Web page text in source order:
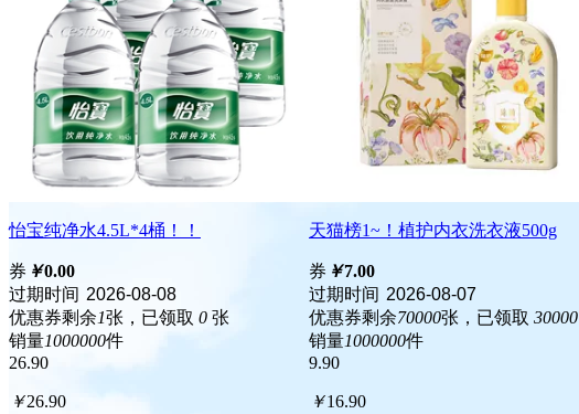
怡宝纯净水4.5L*4桶！！
券 ￥0.00
过期时间 2026-08-08
优惠券剩余1张，已领取 0 张
销量1000000件
26.90
￥26.90
天猫榜1~！植护内衣洗衣液500g
券 ￥7.00
过期时间 2026-08-07
优惠券剩余70000张，已领取 30000
销量1000000件
9.90
￥16.90